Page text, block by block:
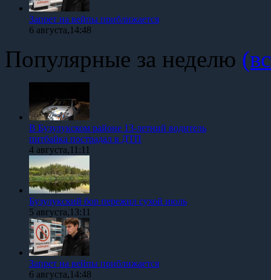
Запрет на вейпы приближается
6 августа,14:48
Популярные за неделю
В Бузулукском районе 13-летний водитель
питбайка пострадал в ДТП
4 августа,11:11
Бузулукский бор пережил сухой июль
5 августа,13:11
Запрет на вейпы приближается
6 августа,14:48